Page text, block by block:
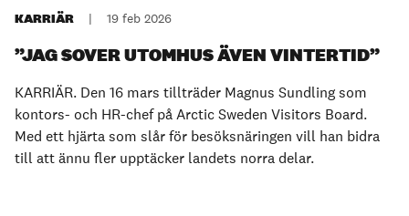
KARRIÄR | 19 feb 2026
”JAG SOVER UTOMHUS ÄVEN VINTERTID”
KARRIÄR. Den 16 mars tillträder Magnus Sundling som
kontors- och HR-chef på Arctic Sweden Visitors Board.
Med ett hjärta som slår för besöksnäringen vill han bidra
till att ännu fler upptäcker landets norra delar.